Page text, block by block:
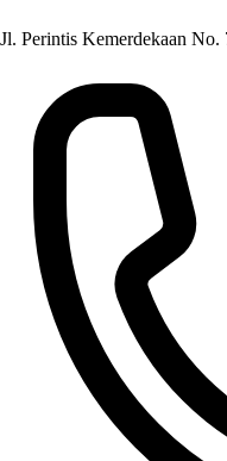
Jl. Perintis Kemerdekaan